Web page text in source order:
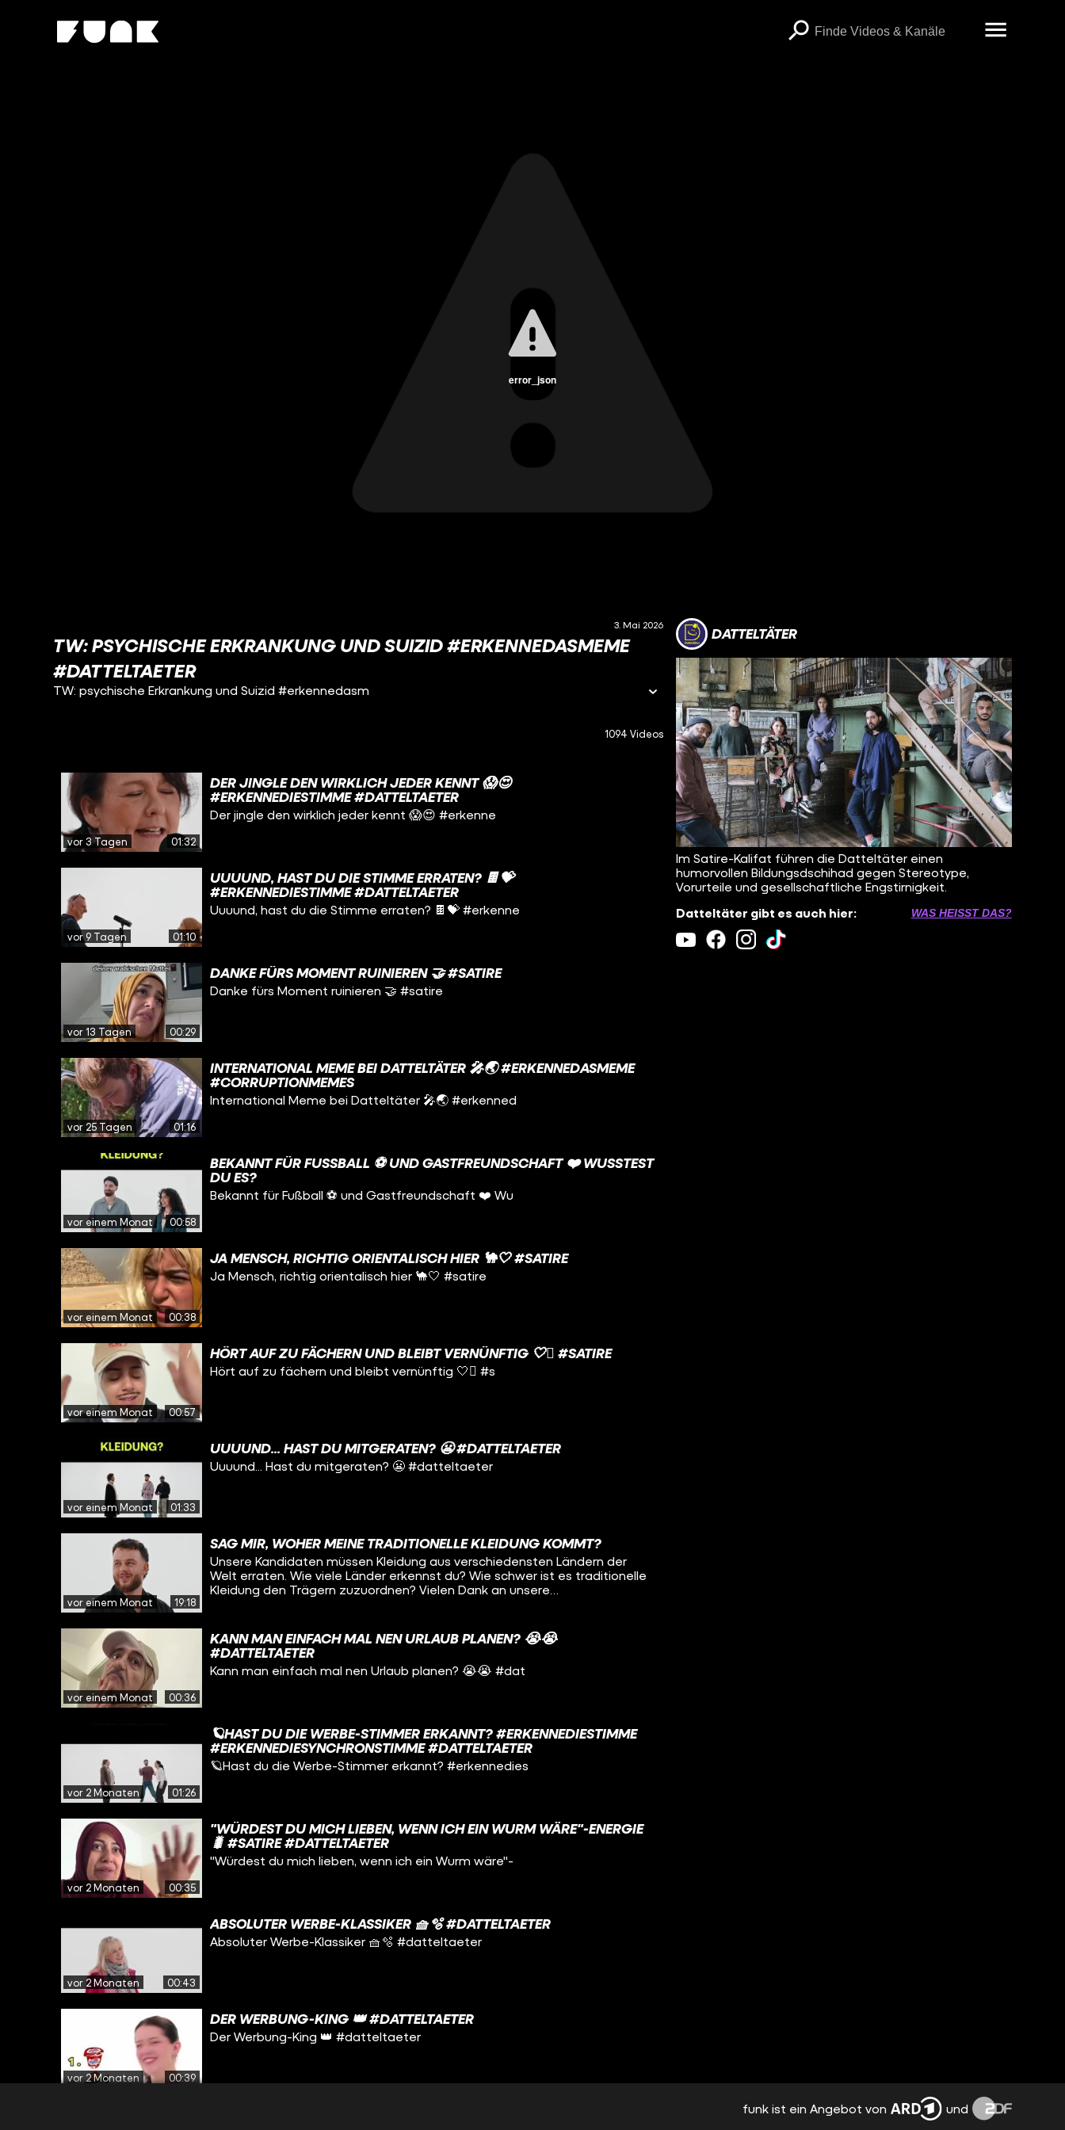
error_json
DATTELTÄTER
Im Satire-Kalifat führen die Datteltäter einen
humorvollen Bildungsdschihad gegen Stereotype,
Vorurteile und gesellschaftliche Engstirnigkeit.
Datteltäter gibt es auch hier:
WAS HEISST DAS?
3. Mai 2026
TW: PSYCHISCHE ERKRANKUNG UND SUIZID #ERKENNEDASMEME
#DATTELTAETER
TW: psychische Erkrankung und Suizid #erkennedasm
1094 Videos
vor 3 Tagen 01:32
DER JINGLE DEN WIRKLICH JEDER KENNT 😱😍
#ERKENNEDIESTIMME #DATTELTAETER
Der jingle den wirklich jeder kennt 😱😍 #erkenne
vor 9 Tagen 01:10
UUUUND, HAST DU DIE STIMME ERRATEN? 🍫💝
#ERKENNEDIESTIMME #DATTELTAETER
Uuuund, hast du die Stimme erraten? 🍫💝 #erkenne
vor 13 Tagen 00:29
DANKE FÜRS MOMENT RUINIEREN 🤝 #SATIRE
Danke fürs Moment ruinieren 🤝 #satire
vor 25 Tagen 01:16
INTERNATIONAL MEME BEI DATTELTÄTER 🎤🌏 #ERKENNEDASMEME
#CORRUPTIONMEMES
International Meme bei Datteltäter 🎤🌏 #erkenned
vor einem Monat 00:58
BEKANNT FÜR FUSSBALL ⚽️ UND GASTFREUNDSCHAFT ❤️ WUSSTEST D
U ES?
Bekannt für Fußball ⚽️ und Gastfreundschaft ❤️ Wu
vor einem Monat 00:38
JA MENSCH, RICHTIG ORIENTALISCH HIER 🐪🤍 #SATIRE
Ja Mensch, richtig orientalisch hier 🐪🤍 #satire
vor einem Monat 00:57
HÖRT AUF ZU FÄCHERN UND BLEIBT VERNÜNFTIG 🤍🫩 #SATIRE
Hört auf zu fächern und bleibt vernünftig 🤍🫩 #s
vor einem Monat 01:33
UUUUND... HAST DU MITGERATEN? 😬 #DATTELTAETER
Uuuund... Hast du mitgeraten? 😬 #datteltaeter
vor einem Monat 19:18
SAG MIR, WOHER MEINE TRADITIONELLE KLEIDUNG KOMMT?
Unsere Kandidaten müssen Kleidung aus verschiedensten Ländern der
Welt erraten. Wie viele Länder erkennst du? Wie schwer ist es traditionelle
Kleidung den Trägern zuzuordnen? Vielen Dank an unsere
Teams: Okan & Enrico Lézan & Blessed Momo & Ssega Wir sind funk, das
Content-Netzwerk von ARD & ZDF ▶️ YouTube: / funkofficial ▶️ Instagram: /
vor einem Monat 00:36
KANN MAN EINFACH MAL NEN URLAUB PLANEN? 😭😭
#DATTELTAETER
Kann man einfach mal nen Urlaub planen? 😭😭 #dat
vor 2 Monaten 01:26
🪐HAST DU DIE WERBE-STIMMER ERKANNT? #ERKENNEDIESTIMME
#ERKENNEDIESYNCHRONSTIMME #DATTELTAETER
🪐Hast du die Werbe-Stimmer erkannt? #erkennedies
vor 2 Monaten 00:35
"WÜRDEST DU MICH LIEBEN, WENN ICH EIN WURM WÄRE"-ENERGIE
🐛 #SATIRE #DATTELTAETER
"Würdest du mich lieben, wenn ich ein Wurm wäre"-
vor 2 Monaten 00:43
ABSOLUTER WERBE-KLASSIKER 🧺🫧 #DATTELTAETER
Absoluter Werbe-Klassiker 🧺🫧 #datteltaeter
vor 2 Monaten 00:39
DER WERBUNG-KING 👑 #DATTELTAETER
Der Werbung-King 👑 #datteltaeter
funk ist ein Angebot von und